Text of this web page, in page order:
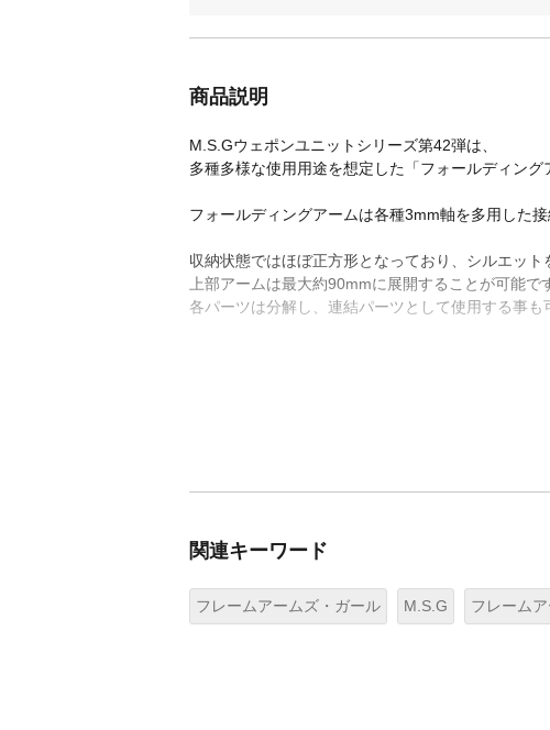
商品説明
M.S.Gウェポンユニットシリーズ第42弾は、
多種多様な使用用途を想定した「フォールディング
フォールディングアームは各種3mm軸を多用した
収納状態ではほぼ正方形となっており、シルエット
上部アームは最大約90mmに展開することが可能で
各パーツは分解し、連結パーツとして使用する事
関連キーワード
フレームアームズ・ガール M.S.G フレーム